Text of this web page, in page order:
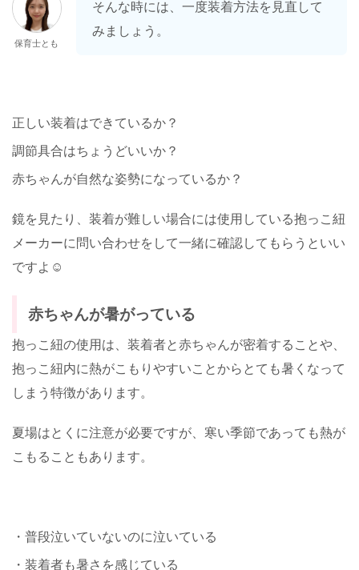
保育士とも
そんな時には、一度装着方法を見直して
みましょう。
正しい装着はできているか？
調節具合はちょうどいいか？
赤ちゃんが自然な姿勢になっているか？
鏡を見たり、装着が難しい場合には使用している抱っこ紐
メーカーに問い合わせをして一緒に確認してもらうといい
ですよ☺️
赤ちゃんが暑がっている
抱っこ紐の使用は、装着者と赤ちゃんが密着することや、
抱っこ紐内に熱がこもりやすいことからとても暑くなって
しまう特徴があります。
夏場はとくに注意が必要ですが、寒い季節であっても熱が
こもることもあります。
・普段泣いていないのに泣いている
・装着者も暑さを感じている